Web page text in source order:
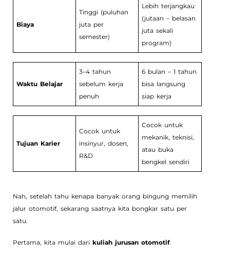
Biaya
Tinggi (puluhan
juta per
semester)
Lebih terjangkau
(jutaan – belasan
juta sekali
program)
Waktu Belajar
3–4 tahun
sebelum kerja
penuh
6 bulan – 1 tahun
bisa langsung
siap kerja
Tujuan Karier
Cocok untuk
insinyur, dosen,
R&D
Cocok untuk
mekanik, teknisi,
atau buka
bengkel sendiri
Nah, setelah tahu kenapa banyak orang bingung memilih
jalur otomotif, sekarang saatnya kita bongkar satu per
satu.
Pertama, kita mulai dari kuliah jurusan otomotif.